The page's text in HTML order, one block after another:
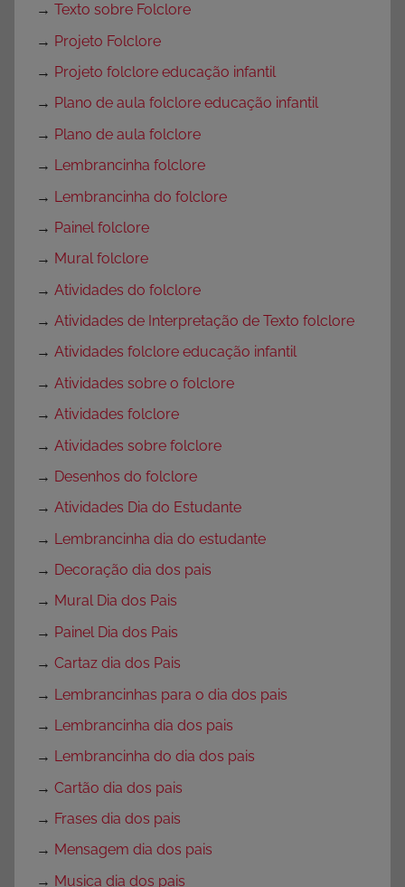
→ Texto sobre Folclore
→ Projeto Folclore
→ Projeto folclore educação infantil
→ Plano de aula folclore educação infantil
→ Plano de aula folclore
→ Lembrancinha folclore
→ Lembrancinha do folclore
→ Painel folclore
→ Mural folclore
→ Atividades do folclore
→ Atividades de Interpretação de Texto folclore
→ Atividades folclore educação infantil
→ Atividades sobre o folclore
→ Atividades folclore
→ Atividades sobre folclore
→ Desenhos do folclore
→ Atividades Dia do Estudante
→ Lembrancinha dia do estudante
→ Decoração dia dos pais
→ Mural Dia dos Pais
→ Painel Dia dos Pais
→ Cartaz dia dos Pais
→ Lembrancinhas para o dia dos pais
→ Lembrancinha dia dos pais
→ Lembrancinha do dia dos pais
→ Cartão dia dos pais
→ Frases dia dos pais
→ Mensagem dia dos pais
→ Musica dia dos pais